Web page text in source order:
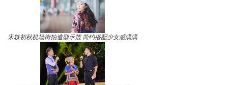
宋轶初秋机场街拍造型示范 简约搭配少女感满满